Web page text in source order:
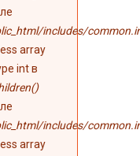
includes/
array
int в
includes/
array